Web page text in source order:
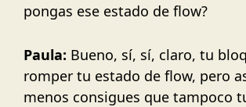
pongas ese estado de flow?
Paula: Bueno, sí, sí, claro, tu
romper tu estado de flow, pero
menos consigues que tampoco